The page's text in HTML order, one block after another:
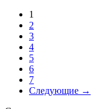
1
2
3
4
5
6
7
Следующие →